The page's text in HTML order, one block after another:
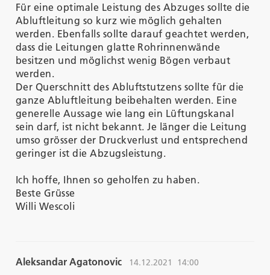
Für eine optimale Leistung des Abzuges sollte die
Abluftleitung so kurz wie möglich gehalten
werden. Ebenfalls sollte darauf geachtet werden,
dass die Leitungen glatte Rohrinnenwände
besitzen und möglichst wenig Bögen verbaut
werden.
Der Querschnitt des Abluftstutzens sollte für die
ganze Abluftleitung beibehalten werden. Eine
generelle Aussage wie lang ein Lüftungskanal
sein darf, ist nicht bekannt. Je länger die Leitung
umso grösser der Druckverlust und entsprechend
geringer ist die Abzugsleistung.
Ich hoffe, Ihnen so geholfen zu haben.
Beste Grüsse
Willi Wescoli
Aleksandar Agatonovic 14.12.2021 14:00